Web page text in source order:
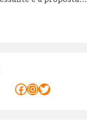
Facebook
Instagram
Twitter